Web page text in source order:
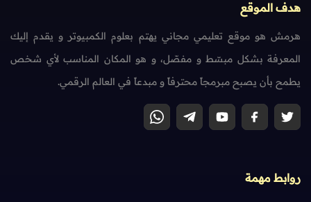
هدف الموقع
هرمش هو موقع تعليمي مجاني يهتم بعلوم الكمبيوتر و يقدم إليك
المعرفة بشكل مبسّط و مفصّل، و هو المكان المناسب لأي شخص
يطمح بأن يصبح مبرمجاً محترفاً و مبدعاً في العالم الرقمي.
روابط مهمة